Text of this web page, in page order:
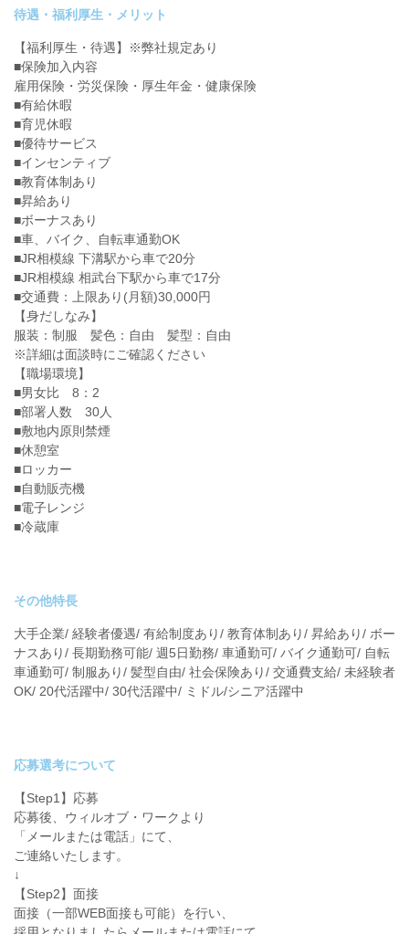
待遇・福利厚生・メリット
【福利厚生・待遇】※弊社規定あり
■保険加入内容
雇用保険・労災保険・厚生年金・健康保険
■有給休暇
■育児休暇
■優待サービス
■インセンティブ
■教育体制あり
■昇給あり
■ボーナスあり
■車、バイク、自転車通勤OK
■JR相模線 下溝駅から車で20分
■JR相模線 相武台下駅から車で17分
■交通費：上限あり(月額)30,000円
【身だしなみ】
服装：制服 髪色：自由 髪型：自由
※詳細は面談時にご確認ください
【職場環境】
■男女比 8：2
■部署人数 30人
■敷地内原則禁煙
■休憩室
■ロッカー
■自動販売機
■電子レンジ
■冷蔵庫
その他特長
大手企業/ 経験者優遇/ 有給制度あり/ 教育体制あり/ 昇給あり/ ボー
ナスあり/ 長期勤務可能/ 週5日勤務/ 車通勤可/ バイク通勤可/ 自転
車通勤可/ 制服あり/ 髪型自由/ 社会保険あり/ 交通費支給/ 未経験者
OK/ 20代活躍中/ 30代活躍中/ ミドル/シニア活躍中
応募選考について
【Step1】応募
応募後、ウィルオブ・ワークより
「メールまたは電話」にて、
ご連絡いたします。
↓
【Step2】面接
面接（一部WEB面接も可能）を行い、